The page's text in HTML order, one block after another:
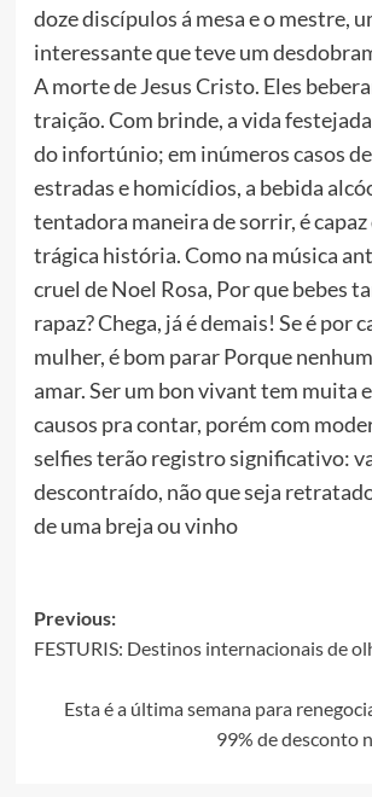
doze discípulos á mesa e o mestre,
interessante que teve um
A morte de Jesus Cristo. Eles
traição. Com brinde, a vida
do infortúnio; em inúmeros casos
estradas e homicídios, a bebida
tentadora maneira de sorrir, é
trágica história. Como na música
cruel de Noel Rosa, Por que bebes
rapaz? Chega, já é demais! Se é por
mulher, é bom parar Porque
amar. Ser um bon vivant tem muita
causos pra contar, porém com
selfies terão registro significativo:
descontraído, não que seja
de uma breja ou vinho
Post
navigation
Previous:
FESTURIS: Destinos internacionais de
Esta é a última semana para
99% de desconto